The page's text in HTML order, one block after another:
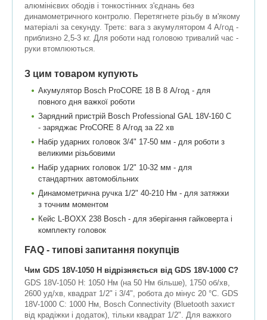
алюмінієвих ободів і тонкостінних з'єднань без
динамометричного контролю. Перетягнете різьбу в м'якому
матеріалі за секунду. Третє: вага з акумулятором 4 А/год -
приблизно 2,5-3 кг. Для роботи над головою тривалий час -
руки втомлюються.
З цим товаром купують
Акумулятор Bosch ProCORE 18 В 8 А/год - для
повного дня важкої роботи
Зарядний пристрій Bosch Professional GAL 18V-160 C
- заряджає ProCORE 8 А/год за 22 хв
Набір ударних головок 3/4" 17-50 мм - для роботи з
великими різьбовими
Набір ударних головок 1/2" 10-32 мм - для
стандартних автомобільних
Динамометрична ручка 1/2" 40-210 Нм - для затяжки
з точним моментом
Кейс L-BOXX 238 Bosch - для зберігання гайковерта і
комплекту головок
FAQ - типові запитання покупців
Чим GDS 18V-1050 H відрізняється від GDS 18V-1000 C?
GDS 18V-1050 H: 1050 Нм (на 50 Нм більше), 1750 об/хв,
2600 уд/хв, квадрат 1/2" і 3/4", робота до мінус 20 °C. GDS
18V-1000 C: 1000 Нм, Bosch Connectivity (Bluetooth захист
від крадіжки і додаток), тільки квадрат 1/2". Для важкого